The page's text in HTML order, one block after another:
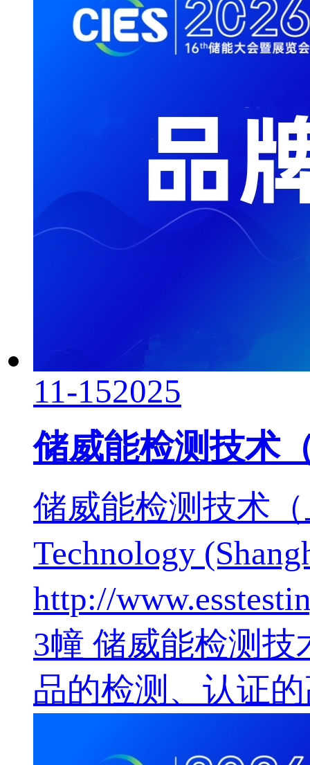
11-152025
储威能检测技术
储威能检测技术（
Technology
http://
3幢 储威能检测
品的检测、认证